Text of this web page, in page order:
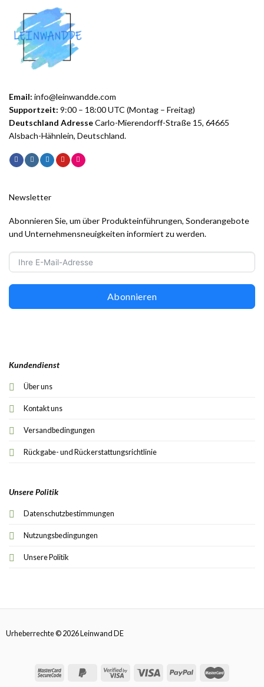
Email: info@leinwandde.com
Supportzeit: 9:00 – 18:00 UTC (Montag – Freitag)
Deutschland AdresseCarlo-Mierendorff-Straße 15, 64665
Alsbach-Hähnlein, Deutschland.
Kundendienst
Über uns
Kontakt uns
Versandbedingungen
Rückgabe- und Rückerstattungsrichtlinie
Unsere Politik
Datenschutzbestimmungen
Nutzungsbedingungen
Unsere Politik
Newsletter
Abonnieren Sie, um über Produkteinführungen, Sonderangebote
und Unternehmensneuigkeiten informiert zu werden.
Abonnieren
Urheberrechte © 2026 Leinwand DE